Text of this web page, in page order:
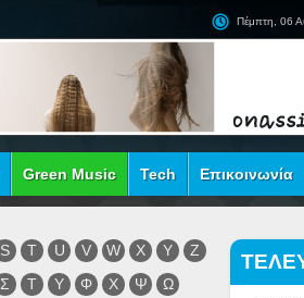
Πέμπτη, 06
Green Music Tech Επικοινωνία
S T U V W X Y
Z
Σ Τ Υ Φ Χ Ψ
Ω